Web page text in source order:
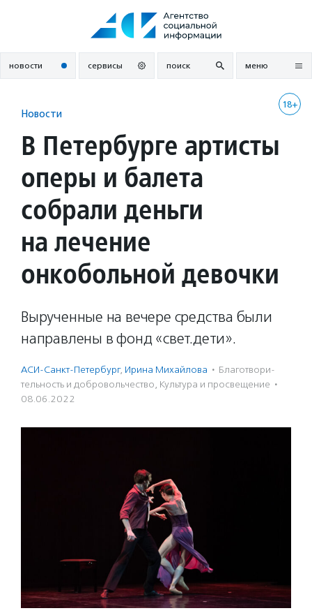
новости сервисы поиск меню
18+
Новости
В Петербурге артисты
оперы и балета
собрали деньги
на лечение
онкобольной девочки
Вырученные на вечере средства были
направлены в фонд «свет.дети».
АСИ-Санкт-Петербург, Ирина Михайлова · Благотвори­
тель­ность и доброволь­чест­во, Культура и просвещение ·
08.06.2022